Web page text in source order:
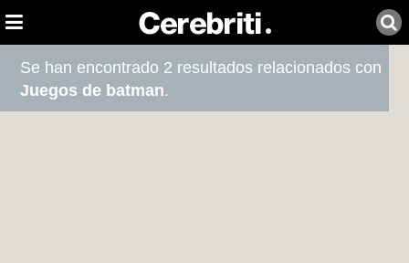
Se han encontrado 2 resultados relacionados con
Juegos de batman.